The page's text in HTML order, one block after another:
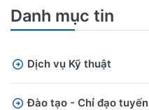
Danh mục tin
Dịch vụ Kỹ thuật
Đào tạo - Chỉ đạo tuyến